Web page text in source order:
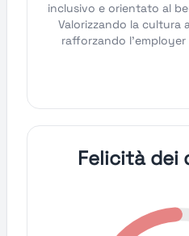
inclusivo e orientato al
Valorizzando la cultura
rafforzando
Felicità dei